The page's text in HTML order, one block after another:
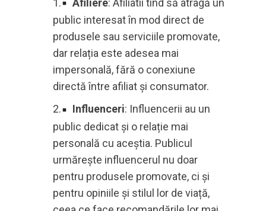
Afiliere: Afiliatii tind să atragă un
public interesat în mod direct de
produsele sau serviciile promovate,
dar relația este adesea mai
impersonală, fără o conexiune
directă între afiliat și consumator.
Influenceri: Influencerii au un
public dedicat și o relație mai
personală cu aceștia. Publicul
urmărește influencerul nu doar
pentru produsele promovate, ci și
pentru opiniile și stilul lor de viață,